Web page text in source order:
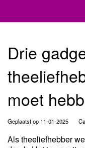
Drie
moet
Geplaatst op 11-01-2025
Als theeliefhebber